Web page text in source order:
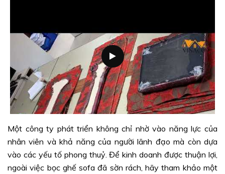
Một công ty phát triển không chỉ nhờ vào năng lực của
nhân viên và khả năng của người lãnh đạo mà còn dựa
vào các yếu tố phong thuỷ. Để kinh doanh được thuận lợi,
ngoài việc bọc ghế sofa đã sờn rách, hãy tham khảo một